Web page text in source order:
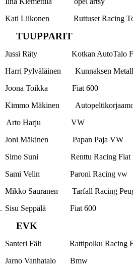
Kati Liikonen Ruttuset
TUUPPARIT
Jussi Räty Kotkan
Harri Pylväläinen
Joona Toikka Fiat
Kimmo Mäkinen
Arto Harju
Joni Mäkinen Papan
Simo Suni Renttu
Sami Velin Paroni
Mikko Sauranen Tarfall
Sisu Seppälä Fiat
EVK
Santeri Fält Rattipolku
Jarno Vanhatalo